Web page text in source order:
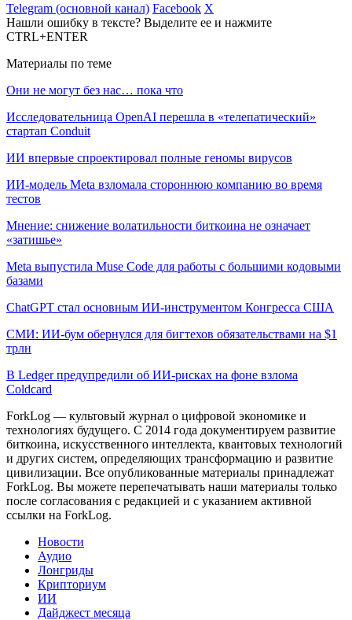
Telegram (основной канал) Facebook X
Нашли ошибку в тексте? Выделите ее и нажмите
CTRL+ENTER
Материалы по теме
Они не могут без нас… пока что
Исследовательница OpenAI перешла в «телепатический»
стартап Conduit
ИИ впервые спроектировал полные геномы вирусов
ИИ-модель Meta взломала стороннюю компанию во время
тестов
Мнение: снижение волатильности биткоина не означает
«затишье»
Meta выпустила Muse Code для работы с большими кодовыми
базами
ChatGPT стал основным ИИ-инструментом Конгресса США
СМИ: ИИ-бум обернулся для бигтехов обязательствами на $1
трлн
В Ledger предупредили об ИИ-рисках на фоне взлома
Coldcard
ForkLog — культовый журнал о цифровой экономике и
технологиях будущего. С 2014 года документируем развитие
биткоина, искусственного интеллекта, квантовых технологий
и других систем, определяющих трансформацию и развитие
цивилизации. Все опубликованные материалы принадлежат
ForkLog. Вы можете перепечатывать наши материалы только
после согласования с редакцией и с указанием активной
ссылки на ForkLog.
Новости
Аудио
Лонгриды
Крипториум
ИИ
Дайджест месяца